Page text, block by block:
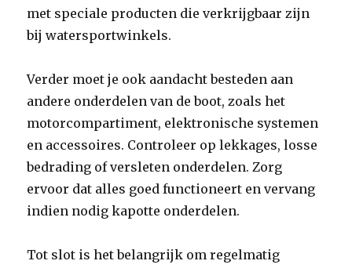
met speciale producten die verkrijgbaar zijn
bij watersportwinkels.
Verder moet je ook aandacht besteden aan
andere onderdelen van de boot, zoals het
motorcompartiment, elektronische systemen
en accessoires. Controleer op lekkages, losse
bedrading of versleten onderdelen. Zorg
ervoor dat alles goed functioneert en vervang
indien nodig kapotte onderdelen.
Tot slot is het belangrijk om regelmatig